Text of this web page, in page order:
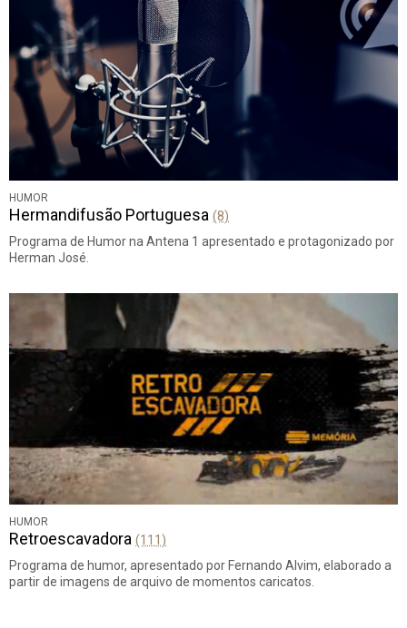
HUMOR
Hermandifusão Portuguesa (8)
Programa de Humor na Antena 1 apresentado e protagonizado por
Herman José.
HUMOR
Retroescavadora (111)
Programa de humor, apresentado por Fernando Alvim, elaborado a
partir de imagens de arquivo de momentos caricatos.